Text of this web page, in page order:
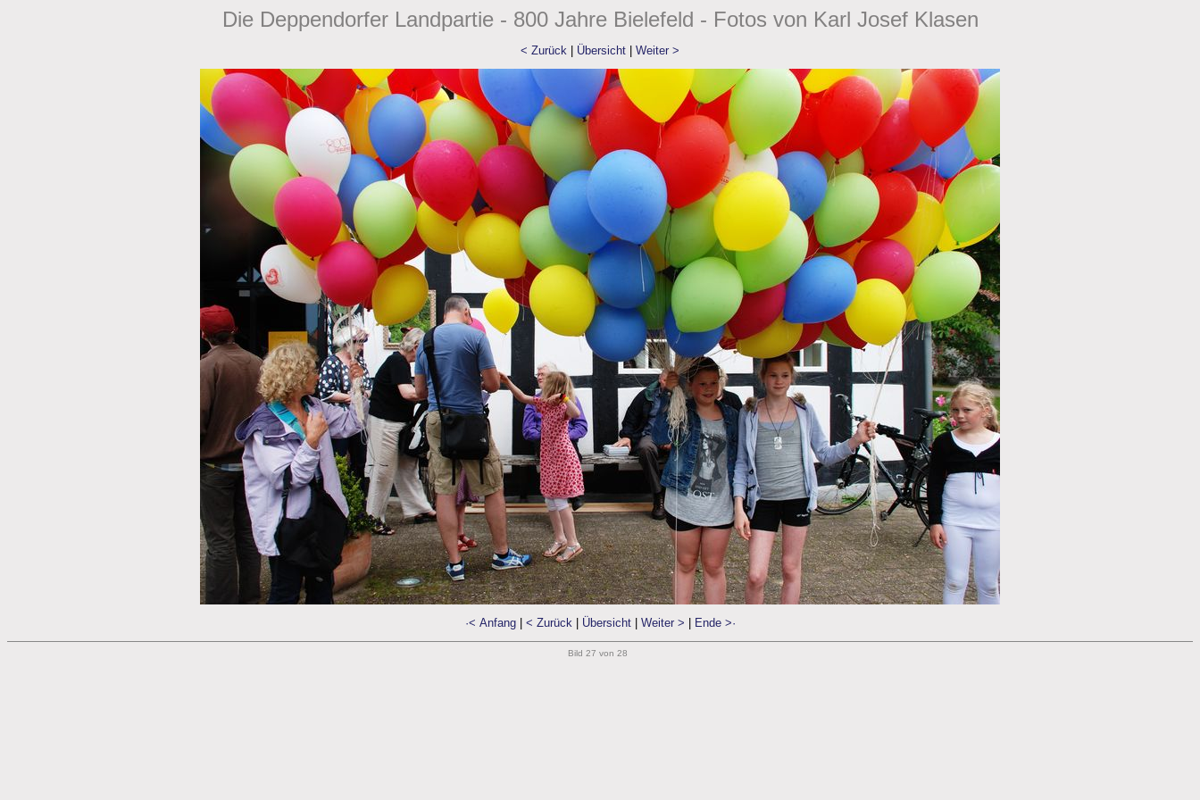
Die Deppendorfer Landpartie - 800 Jahre Bielefeld - Fotos von Karl Josef Klasen
< Zurück Übersicht Weiter >
·< Anfang| < Zurück| Übersicht| Weiter > Ende >·
Bild 27 von 28